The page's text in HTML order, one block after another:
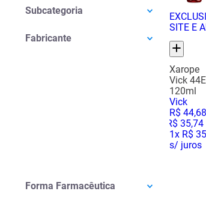
Gripe E Resfriado
Subcategoria
Desentupir Nariz
Fabricante
Forma Farmacêutica
SITE E
Xarope
Vick 44E
120ml
Vick
R$ 44,68
R$ 35,74
1x R$
s/ juros